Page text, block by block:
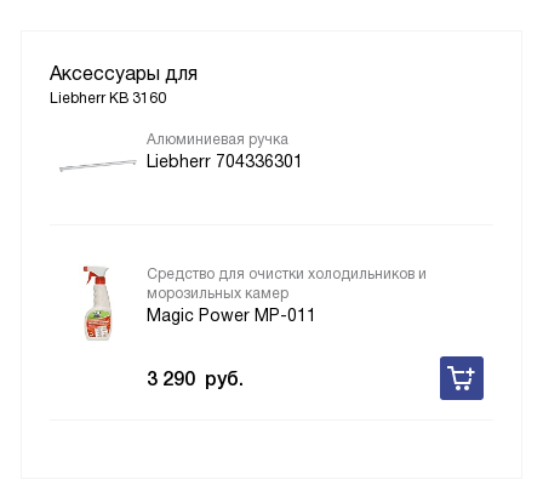
Аксессуары для
Liebherr KB 3160
Алюминиевая ручка
Liebherr 704336301
Средство для очистки холодильников и
морозильных камер
Magic Power MP-011
3 290 руб.